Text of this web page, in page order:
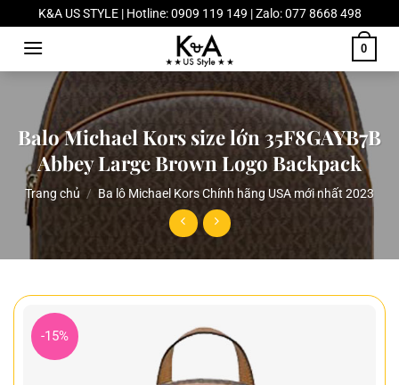
Chuyển
đến
dung
K&A US STYLE | Hotline: 0909 119 149 | Zalo: 077 8668 498
0
Balo Michael Kors size lớn 35F8GAYB7B
Abbey Large Brown Logo Backpack
Trang chủ / Ba lô Michael Kors Chính hãng USA mới nhất 2023
-15%